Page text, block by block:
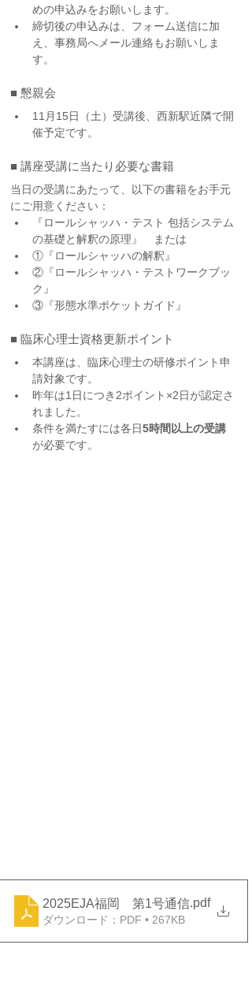
めの申込みをお願いします。
締切後の申込みは、フォーム送信に加
え、事務局へメール連絡もお願いしま
す。
■ 懇親会
11月15日（土）受講後、西新駅近隣で開
催予定です。
■ 講座受講に当たり必要な書籍
当日の受講にあたって、以下の書籍をお手元
にご用意ください：
『ロールシャッハ・テスト 包括システム
の基礎と解釈の原理』　または
①『ロールシャッハの解釈』
②『ロールシャッハ・テストワークブッ
ク』
③『形態水準ポケットガイド』
■ 臨床心理士資格更新ポイント
本講座は、臨床心理士の研修ポイント申
請対象です。
昨年は1日につき2ポイント×2日が認定さ
れました。
条件を満たすには各日5時間以上の受講
が必要です。
2025EJA福岡 第1号通信.pdf
ダウンロード：PDF • 267KB